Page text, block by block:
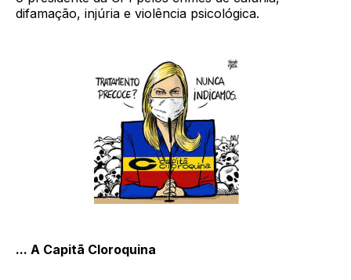
difamação, injúria e violência psicológica.
... A Capitã Cloroquina